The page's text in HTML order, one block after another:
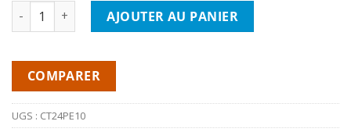
quantité de CONNECTS2 CT24PE10- Cache Radio PEUGEOT
AJOUTER AU PANIER
COMPARER
UGS : CT24PE10